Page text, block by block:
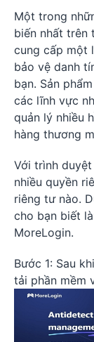
Một trong
biến nhất trên
cung cấp một
bảo vệ danh
bạn. Sản
các lĩnh vực
quản lý nhiều
hàng thương
Với trình
nhiều quyền
riêng tư nào.
cho bạn biết
MoreLogin.
Bước 1: Sau
tải phần mềm